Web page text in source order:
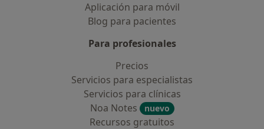
Aplicación para móvil
Blog para pacientes
Para profesionales
Precios
Servicios para especialistas
Servicios para clínicas
Noa Notes
nuevo
Recursos gratuitos